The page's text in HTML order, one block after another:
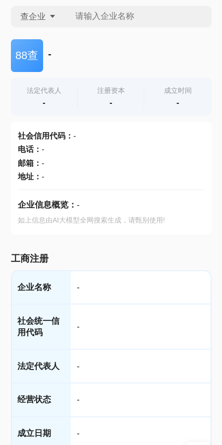
查企业
查企业
查产地
88查 -
法定代表人
-
注册资本
-
成立时间
-
社会信用代码： -
电话： -
邮箱： -
地址： -
企业信息概览： -
如上信息由AI大模型全网搜索生成，请甄别使用!
工商注册
企业名称 -
社会统一信
用代码
-
法定代表人 -
经营状态 -
成立日期 -